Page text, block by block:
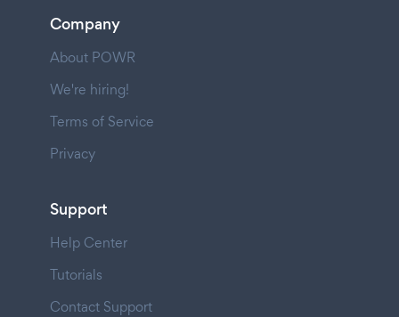
Company
About POWR
We're hiring!
Terms of Service
Privacy
Support
Help Center
Tutorials
Contact Support